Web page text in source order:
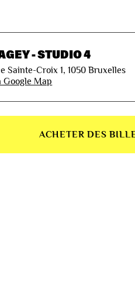
- STUDIO 4
Sainte-Croix 1, 1050 Bruxelles
Google Map
ACHETER DES